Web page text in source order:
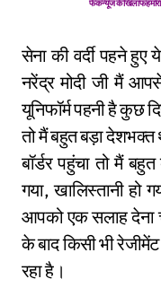
फेक न्यूज के खिलाफ हमारा
सेना की वर्दी पहने हुए
नरेंद्र मोदी जी मैं
यूनिफॉर्म पहनी है कुछ
तो मैं बहुत बड़ा देशभक्त
बॉर्डर पहुंचा तो मैं
गया, खालिस्तानी हो
आपको एक सलाह देना
के बाद किसी भी
रहा है।